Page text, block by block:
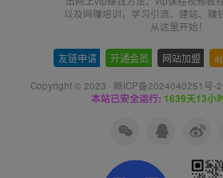
以及网赚培训，学习引流、建站、赚
从这里开始！
友链申请 开通会员 网站加盟
Copyright © 2023 · 赣ICP备2024040251号-2
本站已安全运行: 1639天13小